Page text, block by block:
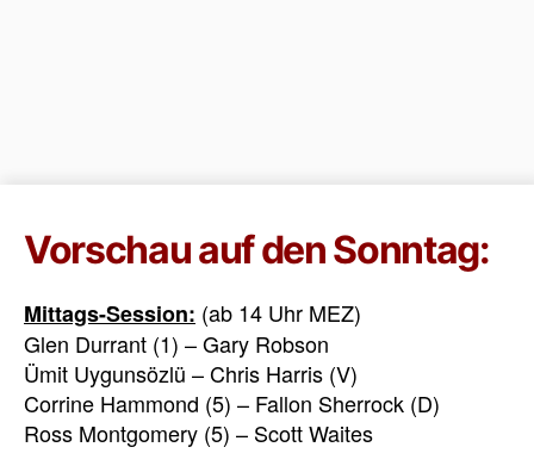
Vorschau auf den Sonntag:
Mittags-Session: (ab 14 Uhr MEZ)
Glen Durrant (1) – Gary Robson
Ümit Uygunsözlü – Chris Harris (V)
Corrine Hammond (5) – Fallon Sherrock (D)
Ross Montgomery (5) – Scott Waites